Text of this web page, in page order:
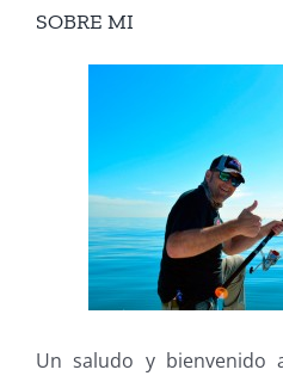
SOBRE MI
Un saludo y bienvenido